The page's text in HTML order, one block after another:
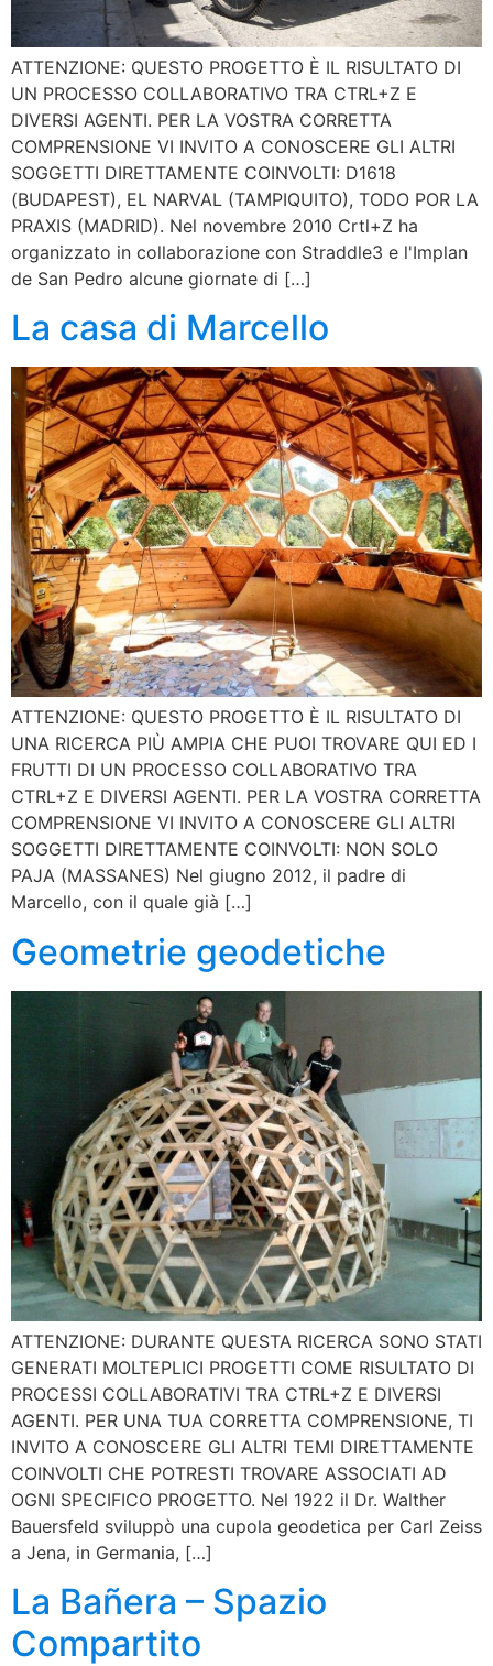
ATTENZIONE: QUESTO PROGETTO È IL RISULTATO DI
UN PROCESSO COLLABORATIVO TRA CTRL+Z E
DIVERSI AGENTI. PER LA VOSTRA CORRETTA
COMPRENSIONE VI INVITO A CONOSCERE GLI ALTRI
SOGGETTI DIRETTAMENTE COINVOLTI: D1618
(BUDAPEST), EL NARVAL (TAMPIQUITO), TODO POR LA
PRAXIS (MADRID). Nel novembre 2010 Crtl+Z ha
organizzato in collaborazione con Straddle3 e l'Implan
de San Pedro alcune giornate di […]
La casa di Marcello
ATTENZIONE: QUESTO PROGETTO È IL RISULTATO DI
UNA RICERCA PIÙ AMPIA CHE PUOI TROVARE QUI ED I
FRUTTI DI UN PROCESSO COLLABORATIVO TRA
CTRL+Z E DIVERSI AGENTI. PER LA VOSTRA CORRETTA
COMPRENSIONE VI INVITO A CONOSCERE GLI ALTRI
SOGGETTI DIRETTAMENTE COINVOLTI: NON SOLO
PAJA (MASSANES) Nel giugno 2012, il padre di
Marcello, con il quale già […]
Geometrie geodetiche
ATTENZIONE: DURANTE QUESTA RICERCA SONO STATI
GENERATI MOLTEPLICI PROGETTI COME RISULTATO DI
PROCESSI COLLABORATIVI TRA CTRL+Z E DIVERSI
AGENTI. PER UNA TUA CORRETTA COMPRENSIONE, TI
INVITO A CONOSCERE GLI ALTRI TEMI DIRETTAMENTE
COINVOLTI CHE POTRESTI TROVARE ASSOCIATI AD
OGNI SPECIFICO PROGETTO. Nel 1922 il Dr. Walther
Bauersfeld sviluppò una cupola geodetica per Carl Zeiss
a Jena, in Germania, […]
La Bañera – Spazio
Compartito